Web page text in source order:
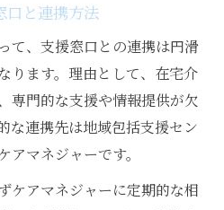
口と連携方法
て、支援窓口との連携は円滑
ります。理由として、在宅介
専門的な支援や情報提供が欠
な連携先は地域包括支援セン
マネジャーです。
ケアマネジャーに定期的な相